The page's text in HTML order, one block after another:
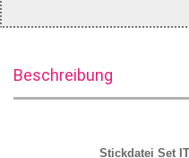
Beschreibung
Stickdatei Set